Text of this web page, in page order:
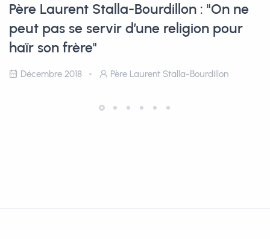
Père Laurent Stalla-Bourdillon : "On ne
peut pas se servir d’une religion pour
haïr son frère"
Décembre 2018 Père Laurent Stalla-Bourdillon